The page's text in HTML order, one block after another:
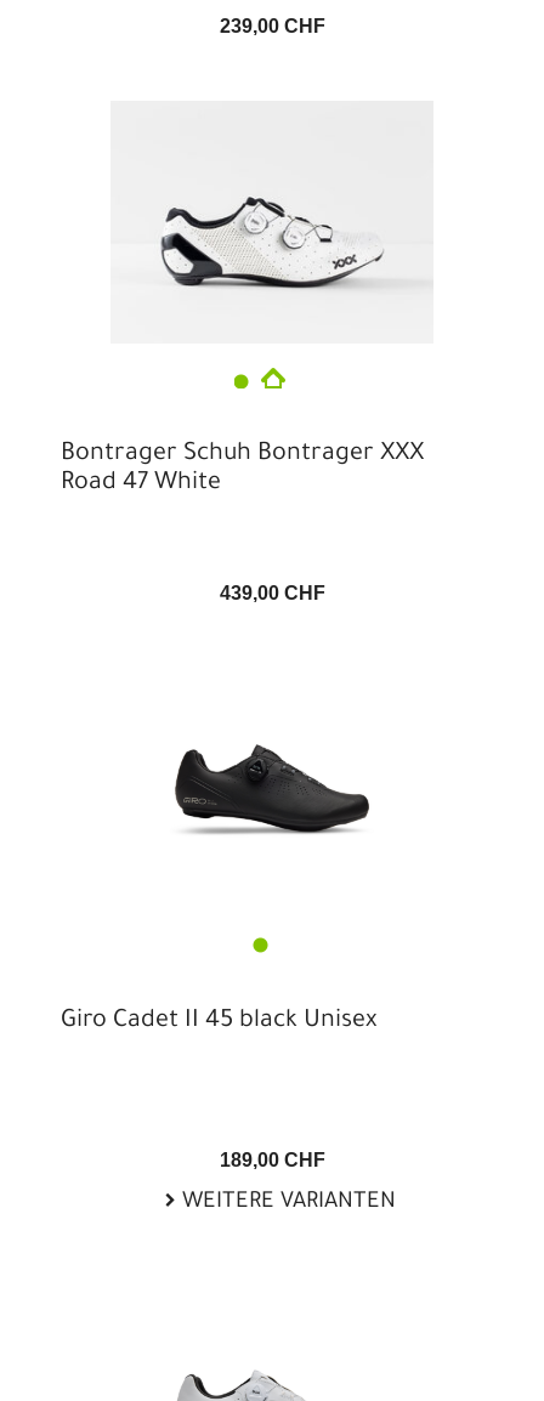
239,00 CHF
Bontrager Schuh Bontrager XXX
Road 47 White
439,00 CHF
Giro Cadet II 45 black Unisex
189,00 CHF
WEITERE VARIANTEN